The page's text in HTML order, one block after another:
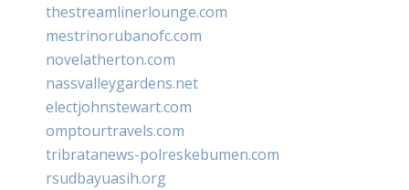
thestreamlinerlounge.com
mestrinorubanofc.com
novelatherton.com
nassvalleygardens.net
electjohnstewart.com
omptourtravels.com
tribratanews-polreskebumen.com
rsudbayuasih.org